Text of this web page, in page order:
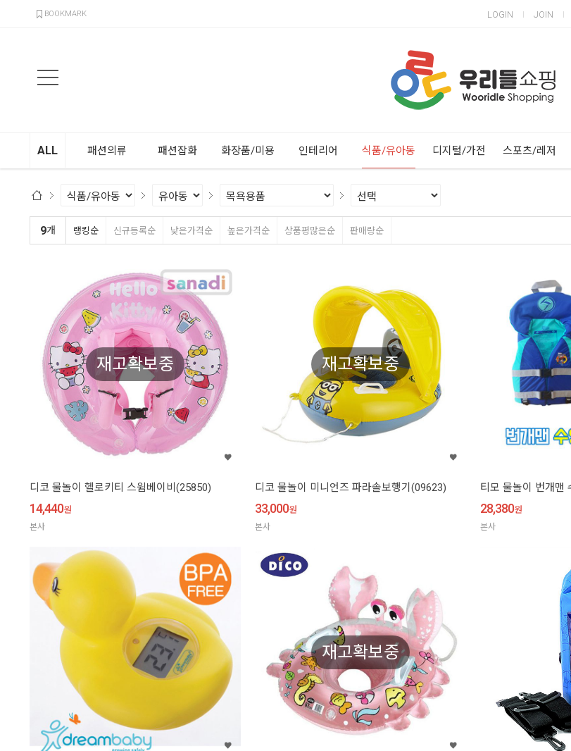
BOOKMARK LOGIN JOIN
ALL 패션의류 패션잡화 화장품/미용 인테리어 식품/유아동 디지털/가전 스포츠/레저
9개 랭킹순 신규등록순 낮은가격순 높은가격순 상품평많은순 판매량순
재고확보중
디코 물놀이 헬로키티 스윔베이비(25850)
14,440원
본사
재고확보중
디코 물놀이 미니언즈 파라솔보행기(09623)
33,000원
본사
티모 물놀이 번개맨
28,380원
본사
재고확보중